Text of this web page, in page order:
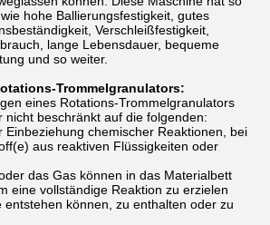
hohe Ballierungsfestigkeit, gutes
Verschleißfestigkeit,
lange Lebensdauer, bequeme
und so weiter.
Trommelgranulators:
eines Rotations-Trommelgranulators
nicht beschränkt auf die folgenden:
Einbeziehung chemischer Reaktionen, bei
aus reaktiven Flüssigkeiten oder
das Gas können in das Materialbett
eine vollständige Reaktion zu erzielen
entstehen können, zu enthalten oder zu